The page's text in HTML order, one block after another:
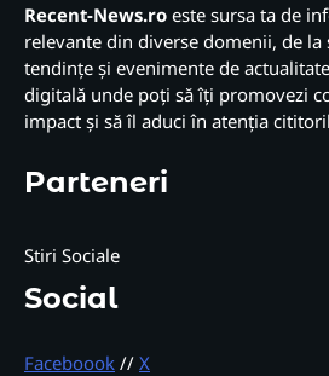
Recent-News.ro este sursa ta de
relevante din diverse domenii, de
tendințe și evenimente de
digitală unde poți să îți promovezi
impact și să îl aduci în atenția
Parteneri
Stiri Sociale
Social
Faceboook // X